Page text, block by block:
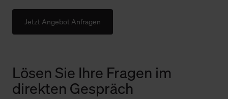
Jetzt Angebot Anfragen
Lösen Sie Ihre Fragen im
direkten Gespräch